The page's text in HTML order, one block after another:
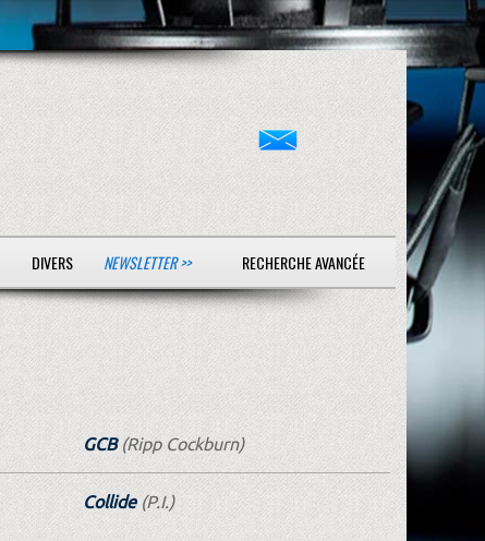
DIVERS NEWSLETTER >> RECHERCHE AVANCÉE
GCB(Ripp Cockburn)
Collide(P.I.)